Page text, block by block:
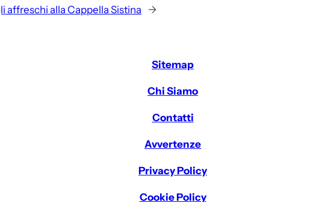
affreschi alla Cappella Sistina
→
Sitemap
Chi Siamo
Contatti
Avvertenze
Privacy Policy
Cookie Policy